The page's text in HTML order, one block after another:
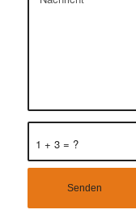
1 + 3 = ?